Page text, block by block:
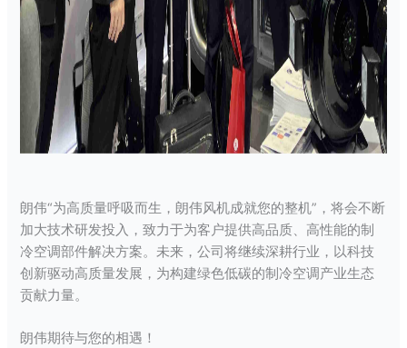
朗伟“为高质量呼吸而生，朗伟风机成就您的整机”，将会不断
加大技术研发投入，致力于为客户提供高品质、高性能的制
冷空调部件解决方案。未来，公司将继续深耕行业，以科技
创新驱动高质量发展，为构建绿色低碳的制冷空调产业生态
贡献力量。
朗伟期待与您的相遇！